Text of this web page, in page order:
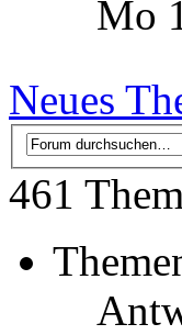
Mo
Neues
461